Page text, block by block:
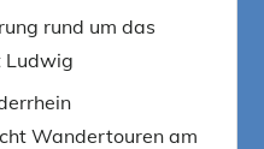
rund um das
Ludwig
Wandertouren am